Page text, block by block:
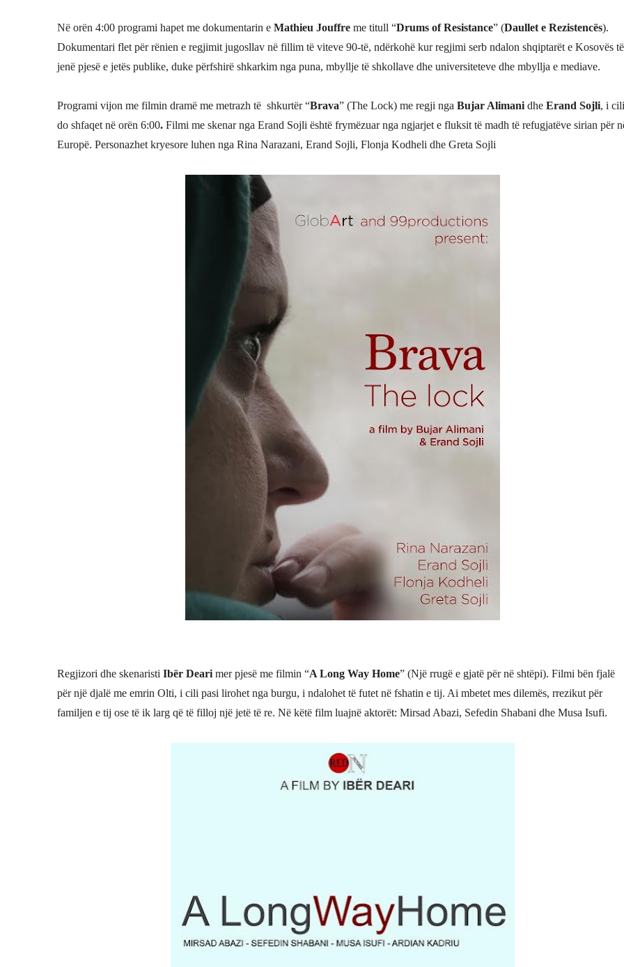
Në orën 4:00 programi hapet me dokumentarin e Mathieu Jouffre me titull “Drums of Resistance” (Daullet e Rezistencës).
Dokumentari flet për rënien e regjimit jugosllav në fillim të viteve 90-të, ndërkohë kur regjimi serb ndalon shqiptarët e Kosovës të
jenë pjesë e jetës publike, duke përfshirë shkarkim nga puna, mbyllje të shkollave dhe universiteteve dhe mbyllja e mediave.
Programi vijon me filmin dramë me metrazh të shkurtër “Brava” (The Lock) me regji nga Bujar Alimani dhe Erand Sojli, i cili
do shfaqet në orën 6:00. Filmi me skenar nga Erand Sojli është frymëzuar nga ngjarjet e fluksit të madh të refugjatëve sirian për
Europë. Personazhet kryesore luhen nga Rina Narazani, Erand Sojli, Flonja Kodheli dhe Greta Sojli
Regjizori dhe skenaristi Ibër Deari mer pjesë me filmin “A Long Way Home” (Një rrugë e gjatë për në shtëpi). Filmi bën fjalë
për një djalë me emrin Olti, i cili pasi lirohet nga burgu, i ndalohet të futet në fshatin e tij. Ai mbetet mes dilemës, rrezikut për
familjen e tij ose të ik larg që të filloj një jetë të re. Në këtë film luajnë aktorët: Mirsad Abazi, Sefedin Shabani dhe Musa Isufi.